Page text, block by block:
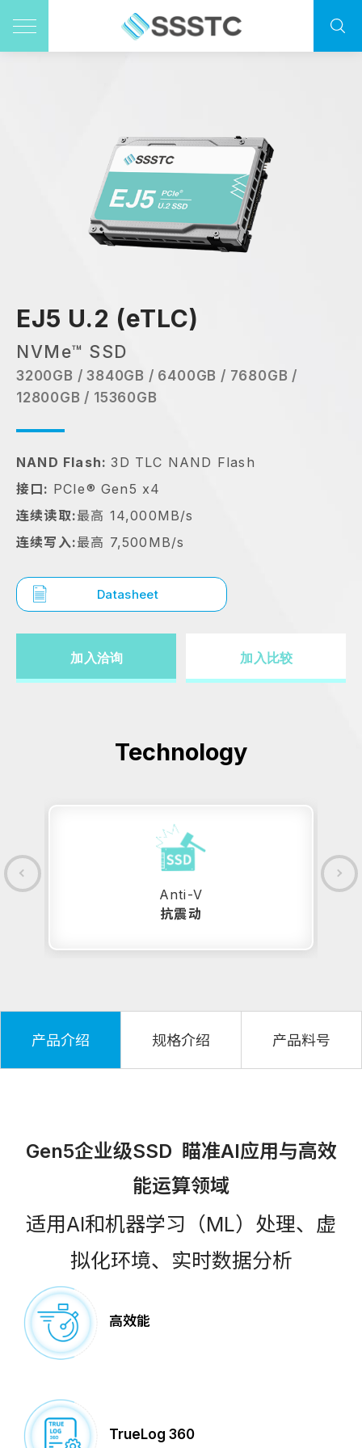
EJ5 U.2 (eTLC)
NVMe™ SSD
3200GB / 3840GB / 6400GB / 7680GB /
12800GB / 15360GB
NAND Flash:3D TLC NAND Flash
接口: PCIe® Gen5 x4
连续读取:最高 14,000MB/s
连续写入:最高 7,500MB/s
Datasheet
加入洽询 加入比较
Technology
Anti-V
抗震动
产品介绍 规格介绍 产品料号
Gen5企业级SSD 瞄准AI应用与高效
能运算领域
适用AI和机器学习（ML）处理、虚
拟化环境、实时数据分析
高效能
TrueLog 360